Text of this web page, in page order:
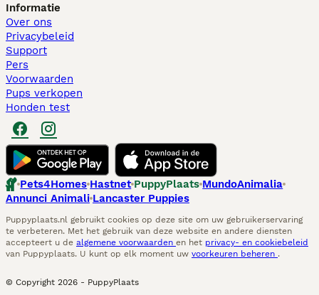
Informatie
Over ons
Privacybeleid
Support
Pers
Voorwaarden
Pups verkopen
Honden test
Pets4Homes Hastnet PuppyPlaats MundoAnimalia
Annunci Animali Lancaster Puppies
Puppyplaats.nl gebruikt cookies op deze site om uw gebruikerservaring
te verbeteren. Met het gebruik van deze website en andere diensten
accepteert u de algemene voorwaarden en het privacy- en cookiebeleid
van Puppyplaats. U kunt op elk moment uw voorkeuren beheren .
© Copyright 2026 - PuppyPlaats